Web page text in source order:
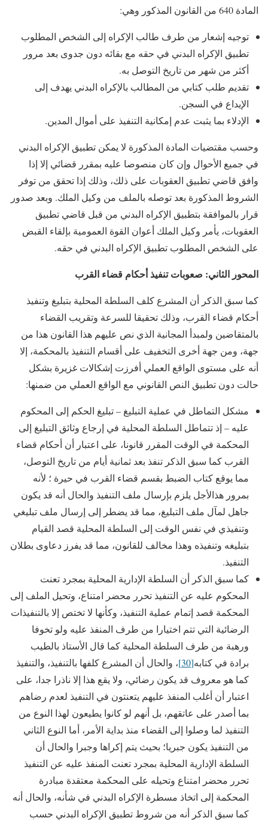
المادة 640 من القانون المذكور وهي:
توجيه إشعار من طرف طالب الإكراه إلى الشخص المطلوب
تطبيق الإكراه البدني في حقه مع بقائه دون جدوى بعد مرور
أكثر من شهر من تاريخ التوصل به.
تقديم طلب كتابي من المطالب بالإكراه البدني يهدف إلى
الإيداع في السجن.
الإدلاء بما يثبت عدم إمكانية التنفيذ على أموال المدين.
وحسب مقتضيات المادة المذكورة لا يمكن تطبيق الإكراه البدني
في جميع الأحوال وإن كان منصوصا عليه بمقرر قضائي إلا إذا
وافق قاضي تطبيق العقوبات على ذلك، وذلك إذا تحقق من توفر
الشروط المذكورة بعد توصله بالملف من وكيل الملك. وبعد صدور
قرار بالموافقة بتطبيق الإكراه البدني من قبل قاضي تطبيق
العقوبات، يأمر وكيل الملك أعوان القوة العمومية بإلقاء القبض
على الشخص المطلوب تطبيق الإكراه البدني في حقه.
المحور الثاني: صعوبات تنفيذ أحكام قضاء القرب
كما سبق الذكر أن المشرع كلف السلطة المحلية بتبليغ وتنفيذ
أحكام قضاء القرب، وذلك تحقيقا للسرعة وتقريب القضاء
بالمتقاضين ولمبدأ المجانية الذي نص عليهم هذا القانون هذا من
جهة، ومن جهة أخرى التخفيف على أقسام التنفيذ بالمحكمة، إلا
أنه على مستوى الواقع العملي أفرزت إشكالات غزيرة بشكل
حالت دون تطبيق النص القانوني مع الواقع العملي من ضمنها:
مشكل التماطل في عملية التبليغ – تبليغ الحكم إلى المحكوم
عليه – إذ تتماطل السلطة المحلية في إرجاع وثائق التبليغ إلى
المحكمة في الوقت المقرر قانونا، على اعتبار أن أحكام قضاء
القرب كما سبق الذكر تنفذ بعد ثمانية أيام من تاريخ التوصل،
مما يوقع كتاب الضبط بقسم قضاء القرب في حيرة ؛ لأنه
بمرور هذالأجل يلزم بإرسال ملف التنفيذ والحال أنه قد يكون
جاهل لمآل ملف التبليغ، مما قد يضطر إلى إرسال ملف تبليغي
وتنفيذي في نفس الوقت إلى السلطة المحلية قصد القيام
بتبليغه وتنفيذه وهذا مخالف للقانون، مما قد يفرز دعاوى بطلان
التنفيذ.
كما سبق الذكر أن السلطة الإدارية المحلية بمجرد تعنت
المحكوم عليه عن التنفيذ تحرر محضر امتناع، وتحيل الملف إلى
المحكمة قصد إتمام عملية التنفيذ، وكأنها لا تختص إلا بالتنفيذات
الرضائية التي تتم اختيارا من طرف المنفذ عليه ولو تخوفا
ورهبة من طرف السلطة المحلية كما قال الأستاذ بالطيب
برادة في كتابه[30]
، والحال أن المشرع كلفها بالتنفيذ، والتنفيذ
كما هو معروف قد يكون رضائي، ولا يقع هذا إلا ناذرا جدا، على
اعتبار أن أغلب المنفذ عليهم يتعنتون في التنفيذ لعدم رضاهم
بما أصدر على عاتقهم، بل أنهم لو كانوا يطيعون لهذا النوع من
التنفيذ لما وصلوا إلى القضاء منذ بداية الأمر، أما النوع الثاني
من التنفيذ يكون جبريا؛ بحيث يتم إكراها وجبرا والحال أن
السلطة الإدارية المحلية بمجرد تعنت المنفذ عليه عن التنفيذ
تحرر محضر امتناع وتحيله على المحكمة معتقدة مبادرة
المحكمة إلى اتخاذ مسطرة الإكراه البدني في شأنه، والحال أنه
كما سبق الذكر أنه من شروط تطبيق الإكراه البدني حسب